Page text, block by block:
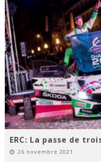
ERC: La passe de
26 novembre 2021